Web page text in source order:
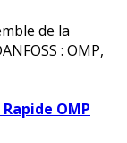
de la
: OMP,
OMP